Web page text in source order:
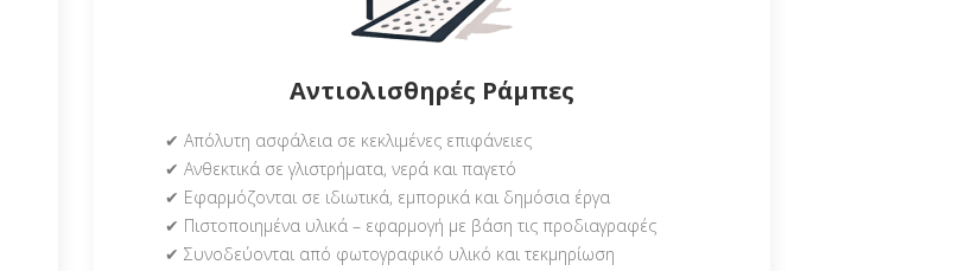
Αντιολισθηρές Ράμπες
✔ Απόλυτη ασφάλεια σε κεκλιμένες επιφάνειες
✔ Ανθεκτικά σε γλιστρήματα, νερά και παγετό
✔ Εφαρμόζονται σε ιδιωτικά, εμπορικά και δημόσια έργα
✔ Πιστοποιημένα υλικά – εφαρμογή με βάση τις προδιαγραφές
✔ Συνοδεύονται από φωτογραφικό υλικό και τεκμηρίωση